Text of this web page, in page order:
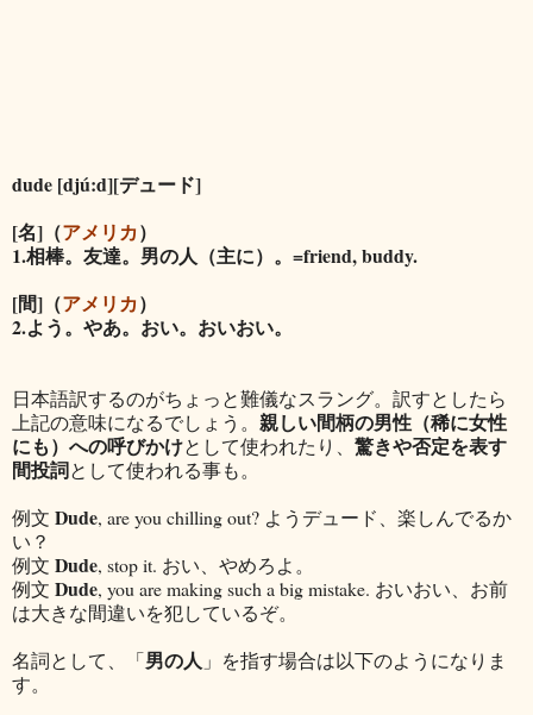
dude [djú:d][デュード]
[名]（アメリカ）
1.相棒。友達。男の人（主に）。=friend, buddy.
[間]（アメリカ）
2.よう。やあ。おい。おいおい。
日本語訳するのがちょっと難儀なスラング。訳すとしたら
上記の意味になるでしょう。 親しい間柄の男性（稀に女性
にも）への呼びかけとして使われたり、 驚きや否定を表す
間投詞として使われる事も。
例文 Dude, are you chilling out? ようデュード、楽しんでるか
い？
例文 Dude, stop it. おい、やめろよ。
例文 Dude, you are making such a big mistake. おいおい、お前
は大きな間違いを犯しているぞ。
名詞として、「男の人 」を指す場合は以下のようになりま
す。